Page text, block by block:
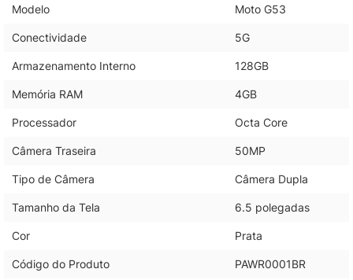
Modelo Moto G53
Conectividade 5G
Armazenamento Interno 128GB
Memória RAM 4GB
Processador Octa Core
Câmera Traseira 50MP
Tipo de Câmera Câmera Dupla
Tamanho da Tela 6.5 polegadas
Cor Prata
Código do Produto PAWR0001BR